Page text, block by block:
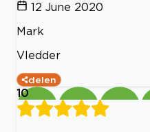
12 June 2020
Mark
Vledder
delen
10